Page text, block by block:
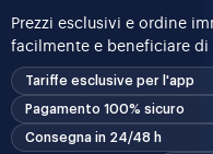
Prezzi esclusivi e ordine
facilmente e beneficiare di
Tariffe esclusive per l'app
Pagamento 100% sicuro
Consegna in 24/48 h